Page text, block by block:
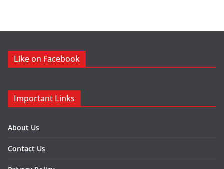
Like on Facebook
Important Links
About Us
Contact Us